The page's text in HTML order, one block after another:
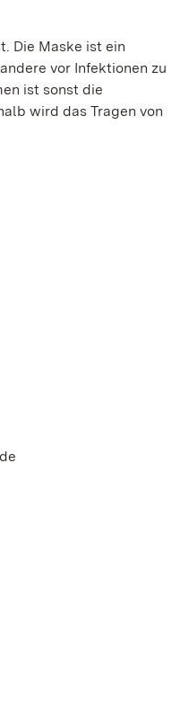
Die Maske ist ein
vor Infektionen zu
ist sonst die
wird das Tragen von